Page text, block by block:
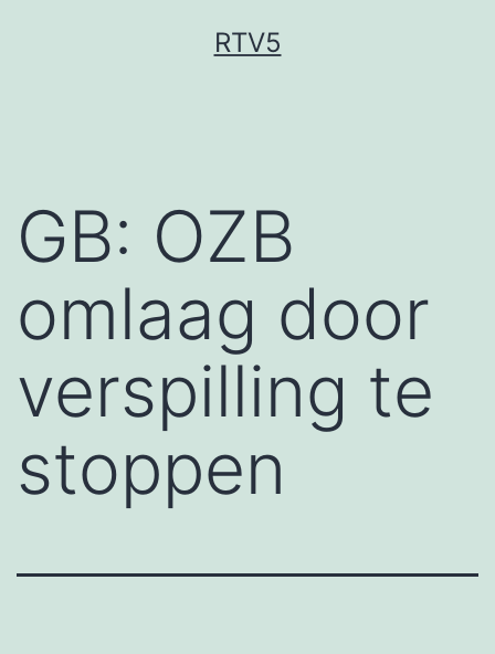
RTV5
GB: OZB
omlaag door
verspilling te
stoppen